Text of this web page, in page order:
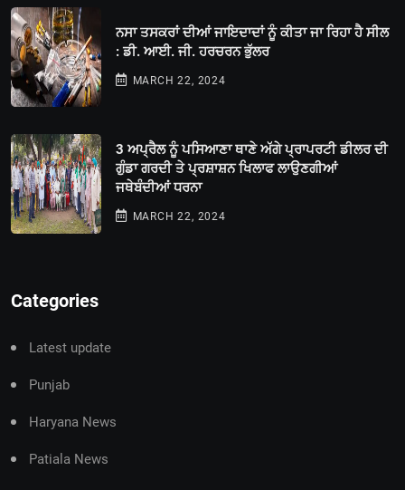
ਨਸਾ ਤਸਕਰਾਂ ਦੀਆਂ ਜਾਇਦਾਦਾਂ ਨੂੰ ਕੀਤਾ ਜਾ ਰਿਹਾ ਹੈ ਸੀਲ
: ਡੀ. ਆਈ. ਜੀ. ਹਰਚਰਨ ਭੁੱਲਰ
MARCH 22, 2024
3 ਅਪ੍ਰੈਲ ਨੂੰ ਪਸਿਆਣਾ ਥਾਣੇ ਅੱਗੇ ਪ੍ਰਾਪਰਟੀ ਡੀਲਰ ਦੀ
ਗੁੰਡਾ ਗਰਦੀ ਤੇ ਪ੍ਰਸ਼ਾਸ਼ਨ ਖਿਲਾਫ ਲਾਉਣਗੀਆਂ
ਜਥੇਬੰਦੀਆਂ ਧਰਨਾ
MARCH 22, 2024
Categories
Latest update
Punjab
Haryana News
Patiala News